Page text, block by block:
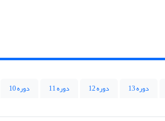
دوره 13 دوره 12 دوره 11 دوره 10